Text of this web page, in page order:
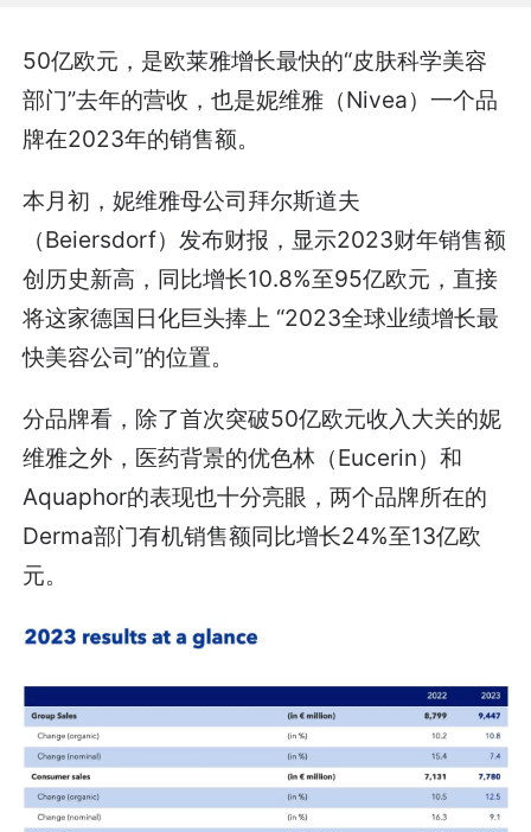
50亿欧元，是欧莱雅增长最快的“皮肤科学美容
部门”去年的营收，也是妮维雅（Nivea）一个品
牌在2023年的销售额。
本月初，妮维雅母公司拜尔斯道夫
（Beiersdorf）发布财报，显示2023财年销售额
创历史新高，同比增长10.8%至95亿欧元，直接
将这家德国日化巨头捧上 “2023全球业绩增长最
快美容公司”的位置。
分品牌看，除了首次突破50亿欧元收入大关的妮
维雅之外，医药背景的优色林（Eucerin）和
Aquaphor的表现也十分亮眼，两个品牌所在的
Derma部门有机销售额同比增长24%至13亿欧
元。